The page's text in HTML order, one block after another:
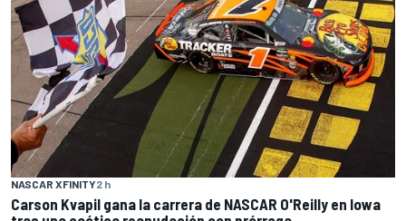
NASCAR XFINITY2 h
Carson Kvapil gana la carrera de NASCAR O'Reilly en Iowa